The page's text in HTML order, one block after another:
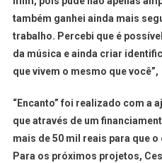
também ganhei ainda mais
trabalho. Percebi que é
da música e ainda criar
que vivem o mesmo que
“Encanto” foi realizado com a
que através de um
mais de 50 mil reais para que
Para os próximos projetos,